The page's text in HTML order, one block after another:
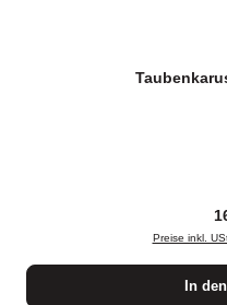
Preise inkl.
In